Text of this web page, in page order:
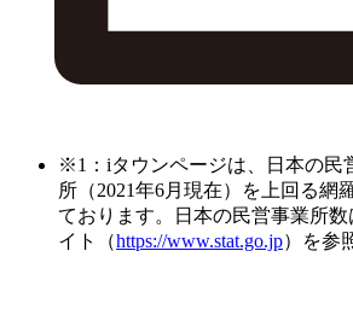
※1：iタウンページは、日本の民
所（2021年6月現在）を上回る網
ております。日本の民営事業所
イト（https://www.stat.go.jp）を参